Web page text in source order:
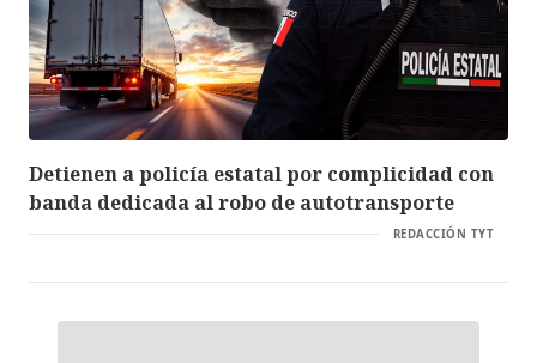
Detienen a policía estatal por complicidad con
banda dedicada al robo de autotransporte
REDACCIÓN TYT